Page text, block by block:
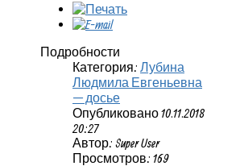
Подробности
Категория: Лубина
Людмила Евгеньевна
— досье
Опубликовано 10.11.2018
20:27
Автор: Super User
Просмотров: 169